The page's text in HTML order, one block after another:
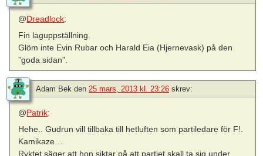
@Dreadlock:
Fin laguppställning.
Glöm inte Evin Rubar och Harald Eia (Hjernevask) på den
”goda sidan”.
Adam Bek den 25 mars, 2013 kl. 23:26 skrev:
@Patrik:
Hehe.. Gudrun vill tillbaka till hetluften som partiledare för F!.
Kamikaze…
Ryktet säger att hon siktar på att partiet skall ta sig under